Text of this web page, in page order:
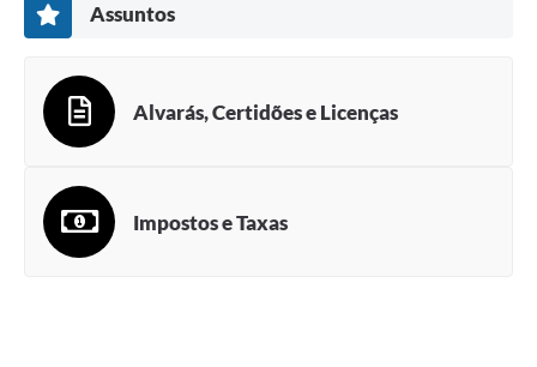
Assuntos
Alvarás, Certidões e Licenças
Impostos e Taxas